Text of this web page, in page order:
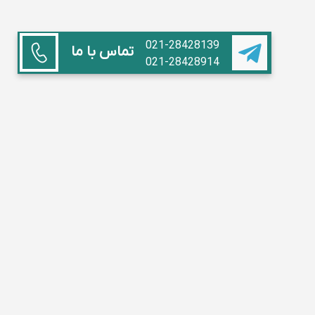
تماس با ما
021-28428139
021-28428914